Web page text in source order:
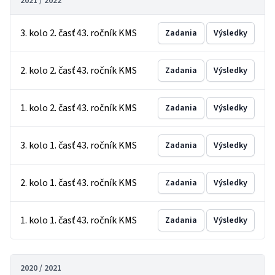
3. kolo 2. časť 43. ročník KMS Zadania Výsledky
2. kolo 2. časť 43. ročník KMS Zadania Výsledky
1. kolo 2. časť 43. ročník KMS Zadania Výsledky
3. kolo 1. časť 43. ročník KMS Zadania Výsledky
2. kolo 1. časť 43. ročník KMS Zadania Výsledky
1. kolo 1. časť 43. ročník KMS Zadania Výsledky
2020 / 2021